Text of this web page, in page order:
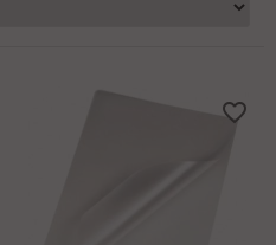
favorite_border